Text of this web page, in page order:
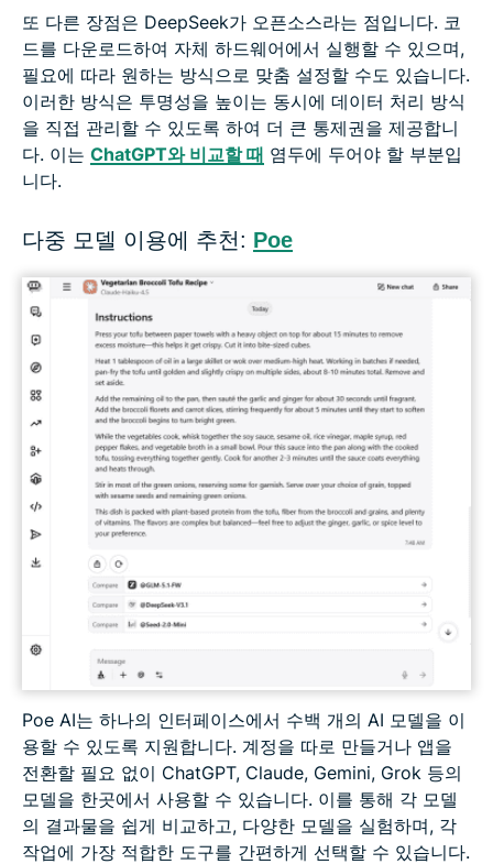
또 다른 장점은 DeepSeek가 오픈소스라는 점입니다. 코
드를 다운로드하여 자체 하드웨어에서 실행할 수 있으며,
필요에 따라 원하는 방식으로 맞춤 설정할 수도 있습니다.
이러한 방식은 투명성을 높이는 동시에 데이터 처리 방식
을 직접 관리할 수 있도록 하여 더 큰 통제권을 제공합니
다. 이는 ChatGPT와 비교할 때 염두에 두어야 할 부분입
니다.
다중 모델 이용에 추천: Poe
Poe AI는 하나의 인터페이스에서 수백 개의 AI 모델을 이
용할 수 있도록 지원합니다. 계정을 따로 만들거나 앱을
전환할 필요 없이 ChatGPT, Claude, Gemini, Grok 등의
모델을 한곳에서 사용할 수 있습니다. 이를 통해 각 모델
의 결과물을 쉽게 비교하고, 다양한 모델을 실험하며, 각
작업에 가장 적합한 도구를 간편하게 선택할 수 있습니다.